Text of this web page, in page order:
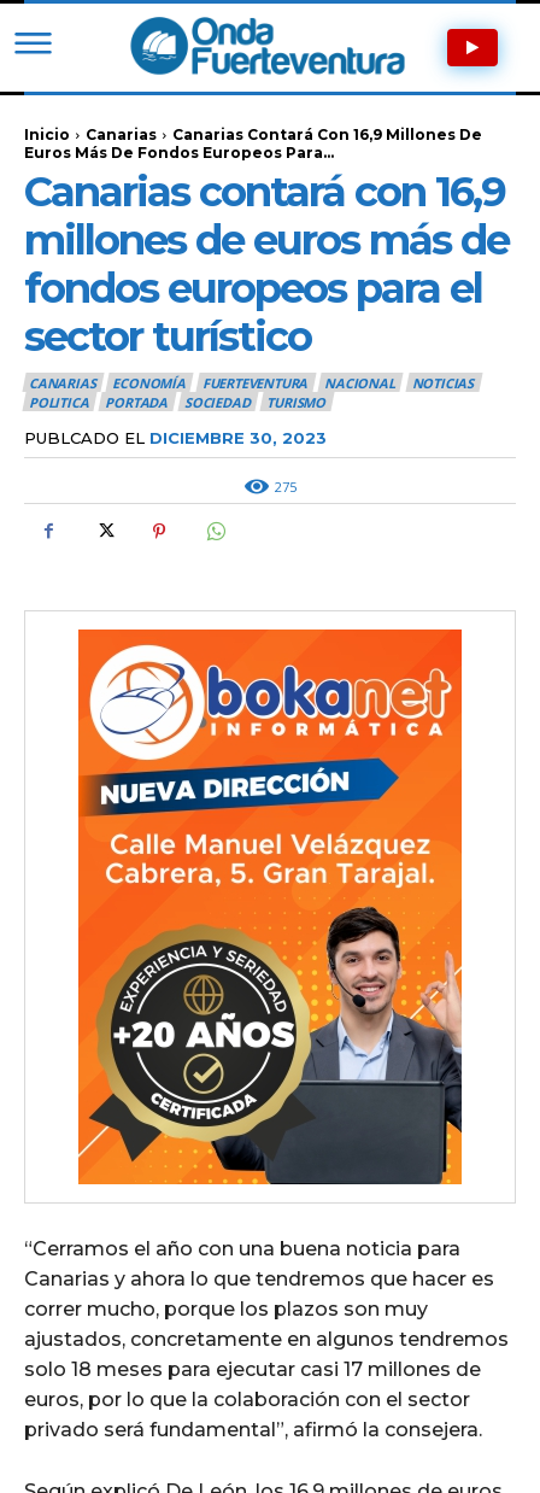
Inicio Canarias
Canarias Contará Con 16,9 Millones De
Euros Más De Fondos Europeos Para...
Canarias contará con 16,9
millones de euros más de
fondos europeos para el
sector turístico
CANARIAS ECONOMÍA FUERTEVENTURA NACIONAL
NOTICIAS
POLITICA
PORTADA SOCIEDAD TURISMO
PUBLCADO EL DICIEMBRE 30, 2023
275
“Cerramos el año con una buena noticia para
Canarias y ahora lo que tendremos que hacer es
correr mucho, porque los plazos son muy
ajustados, concretamente en algunos tendremos
solo 18 meses para ejecutar casi 17 millones de
euros, por lo que la colaboración con el sector
privado será fundamental”, afirmó la consejera.